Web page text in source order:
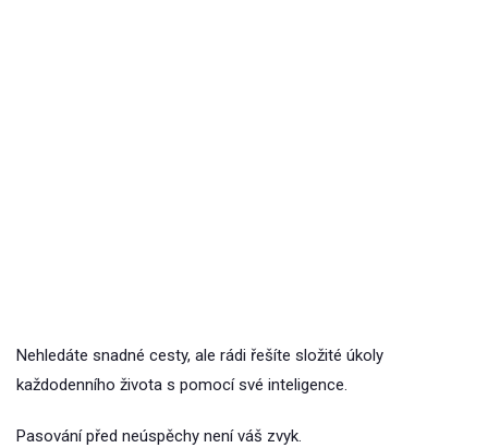
Nehledáte snadné cesty, ale rádi řešíte složité úkoly
každodenního života s pomocí své inteligence.
Pasování před neúspěchy není váš zvyk.